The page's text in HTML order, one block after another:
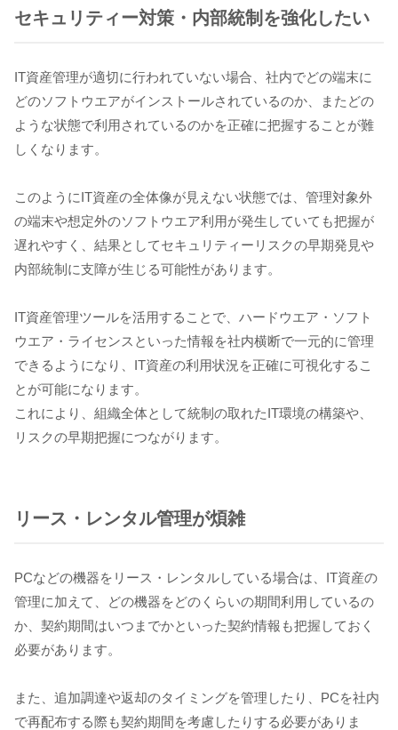
セキュリティー対策・内部統制を強化したい
IT資産管理が適切に行われていない場合、社内でどの端末に
どのソフトウエアがインストールされているのか、またどの
ような状態で利用されているのかを正確に把握することが難
しくなります。
このようにIT資産の全体像が見えない状態では、管理対象外
の端末や想定外のソフトウエア利用が発生していても把握が
遅れやすく、結果としてセキュリティーリスクの早期発見や
内部統制に支障が生じる可能性があります。
IT資産管理ツールを活用することで、ハードウエア・ソフト
ウエア・ライセンスといった情報を社内横断で一元的に管理
できるようになり、IT資産の利用状況を正確に可視化するこ
とが可能になります。
これにより、組織全体として統制の取れたIT環境の構築や、
リスクの早期把握につながります。
リース・レンタル管理が煩雑
PCなどの機器をリース・レンタルしている場合は、IT資産の
管理に加えて、どの機器をどのくらいの期間利用しているの
か、契約期間はいつまでかといった契約情報も把握しておく
必要があります。
また、追加調達や返却のタイミングを管理したり、PCを社内
で再配布する際も契約期間を考慮したりする必要がありま